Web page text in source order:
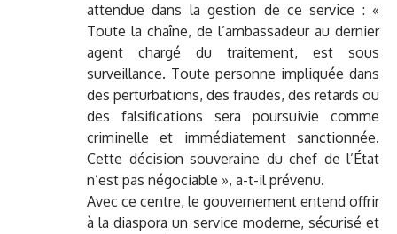
attendue dans la gestion de ce service : «
Toute la chaîne, de l’ambassadeur au dernier
agent chargé du traitement, est sous
surveillance. Toute personne impliquée dans
des perturbations, des fraudes, des retards ou
des falsifications sera poursuivie comme
criminelle et immédiatement sanctionnée.
Cette décision souveraine du chef de l’État
n’est pas négociable », a-t-il prévenu.
Avec ce centre, le gouvernement entend offrir
à la diaspora un service moderne, sécurisé et